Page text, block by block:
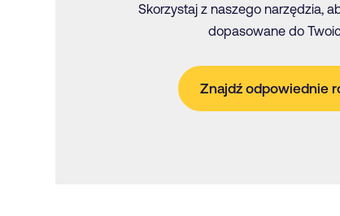
Skorzystaj z naszego narzędzia,
dopasowane do
Znajdź odpowiednie